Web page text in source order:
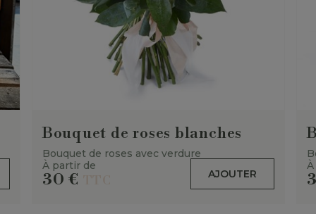
Bouquet de roses blanches
Bouquet de roses avec verdure
À partir de
30 € AJOUTER